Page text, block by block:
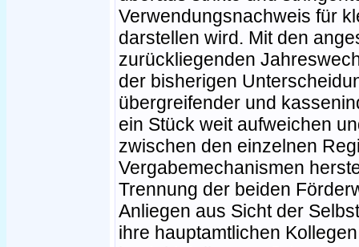
Verwendungsnachweis für
darstellen wird. Mit den
zurückliegenden
der bisherigen
übergreifender und
ein Stück weit aufweichen
zwischen den einzelnen
Vergabemechanismen
Trennung der beiden
Anliegen aus Sicht der
ihre hauptamtlichen